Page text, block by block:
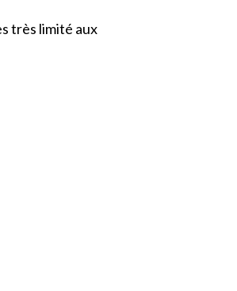
très limité aux